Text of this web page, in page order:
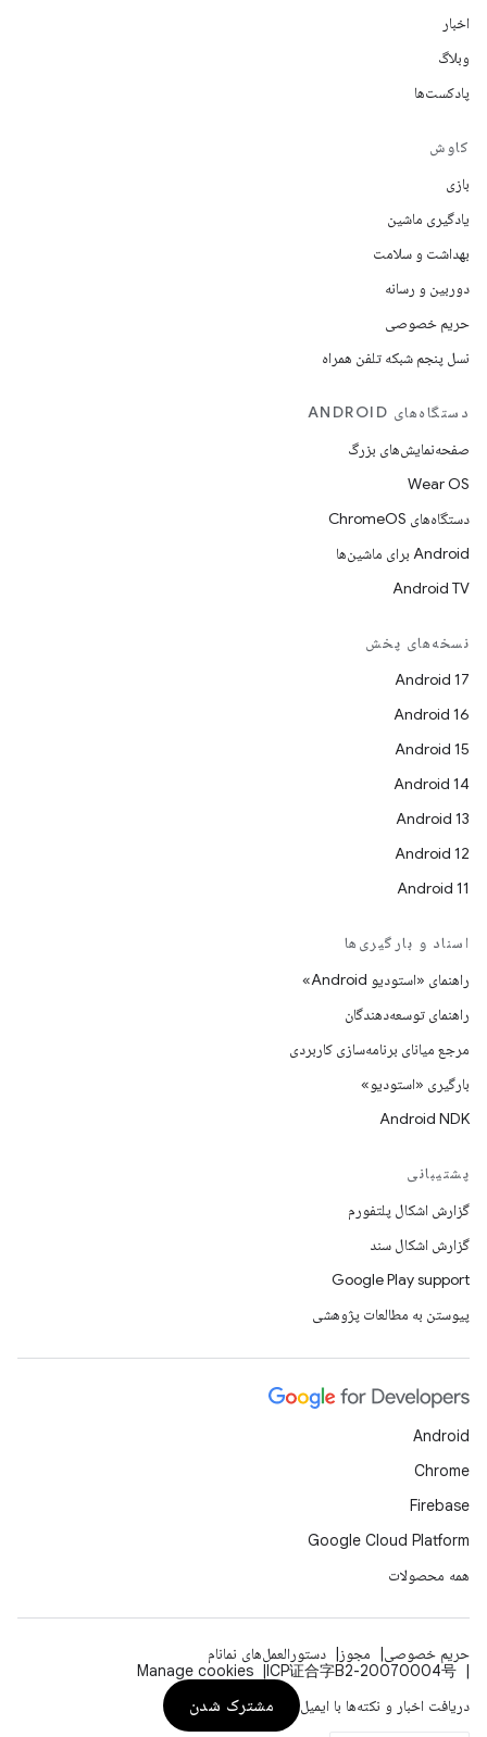
اخبار
وبلاگ
پادکست‌ها
کاوش
بازی
یادگیری ماشین
بهداشت و سلامت
دوربین و رسانه
حریم خصوصی
نسل پنجم شبکه تلفن همراه
دستگاه‌های ANDROID
صفحه‌نمایش‌های بزرگ
Wear OS
دستگاه‌های ChromeOS
Android برای ماشین‌ها
Android TV
نسخه‌های پخش
Android 17
Android 16
Android 15
Android 14
Android 13
Android 12
Android 11
اسناد و بارگیری‌ها
راهنمای «استودیو Android»
راهنمای توسعه‌دهندگان
مرجع میانای برنامه‌سازی کاربردی
بارگیری «استودیو»
Android NDK
پشتیبانی
گزارش اشکال پلتفورم
گزارش اشکال سند
Google Play support
پیوستن به مطالعات پژوهشی
Android
Chrome
Firebase
Google Cloud Platform
همه محصولات
حریم خصوصی مجوز
دستورالعمل‌های نمانام
ICP证合字B2-20070004号
Manage cookies
دریافت اخبار و نکته‌ها با ایمیل
مشترک شدن